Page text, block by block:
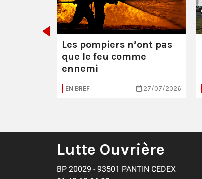
Les pompiers n’ont pas
que le feu comme
ennemi
EN BREF 27/07/2026
Lutte Ouvrière
BP 20029 - 93501 PANTIN CEDEX